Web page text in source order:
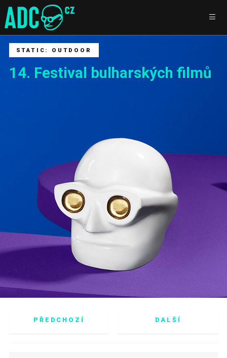
STATIC: OUTDOOR
14. Festival bulharských filmů
PŘEDCHOZÍ DALŠÍ